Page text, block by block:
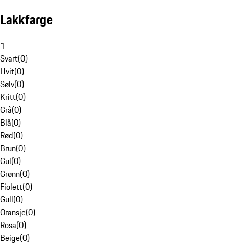
Lakkfarge
1
Svart(0)
Hvit(0)
Sølv(0)
Kritt(0)
Grå(0)
Blå(0)
Rød(0)
Brun(0)
Gul(0)
Grønn(0)
Fiolett(0)
Gull(0)
Oransje(0)
Rosa(0)
Beige(0)